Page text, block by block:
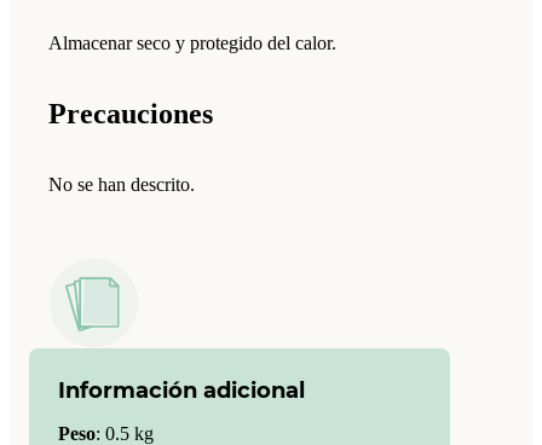
Almacenar seco y protegido del calor.
Precauciones
No se han descrito.
Información adicional
Peso: 0.5 kg